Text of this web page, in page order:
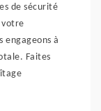
de sécurité
votre
à
Faites